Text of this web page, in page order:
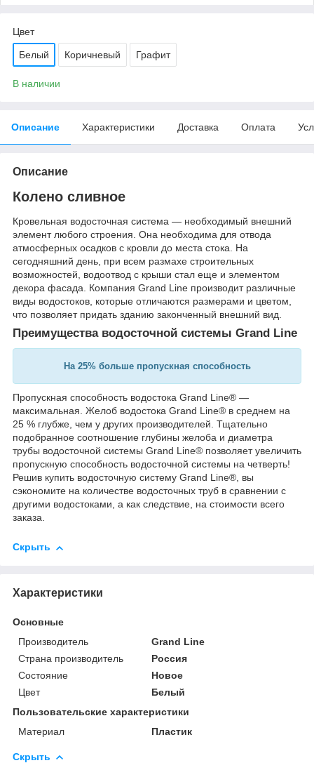
Цвет
Белый Коричневый Графит
В наличии
Описание Характеристики Доставка Оплата
Описание
Колено сливное
Кровельная водосточная система — необходимый внешний
элемент любого строения. Она необходима для отвода
атмосферных осадков с кровли до места стока. На
сегодняшний день, при всем размахе строительных
возможностей, водоотвод с крыши стал еще и элементом
декора фасада. Компания Grand Line производит различные
виды водостоков, которые отличаются размерами и цветом,
что позволяет придать зданию законченный внешний вид.
Преимущества водосточной системы Grand Line
На 25% больше пропускная способность
Пропускная способность водостока Grand Line® —
максимальная. Желоб водостока Grand Line® в среднем на
25 % глубже, чем у других производителей. Тщательно
подобранное соотношение глубины желоба и диаметра
трубы водосточной системы Grand Line® позволяет увеличить
пропускную способность водосточной системы на четверть!
Решив купить водосточную систему Grand Line®, вы
сэкономите на количестве водосточных труб в сравнении с
другими водостоками, а как следствие, на стоимости всего
заказа.
Скрыть
Характеристики
Основные
Производитель
Grand Line
Страна производитель
Россия
Состояние
Новое
Цвет
Белый
Пользовательские характеристики
Материал
Пластик
Скрыть